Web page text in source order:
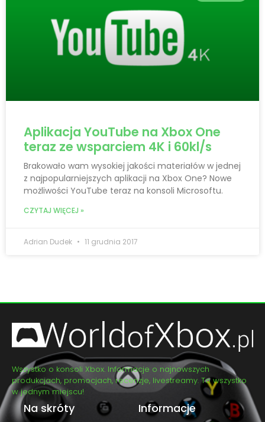
Aplikacja YouTube na Xbox One
teraz ze wsparciem 4K i 60kl/s
Brakowało wam wysokiej jakości materiałów w jednej
z najpopularniejszych aplikacji na Xbox One? Nowe
możliwości YouTube teraz na konsoli Microsoftu.
CZYTAJ WIĘCEJ »
Adrian Dudek 11 grudnia 2017
Wszystko o konsoli Xbox. Informacje o najnowszych
produkcjach, promocjach, recenzje, livestreamy. To wszystko
w jednym miejscu!
Na skróty Informacje